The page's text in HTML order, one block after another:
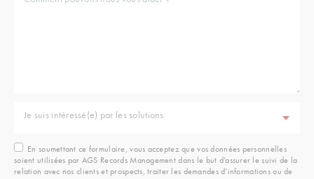
Je suis intéressé(e) par les solutions
En soumettant ce formulaire, vous acceptez que vos données personnelles
soient utilisées par AGS Records Management dans le but d’assurer le suivi de la
relation avec nos clients et prospects, traiter les demandes d’informations ou de